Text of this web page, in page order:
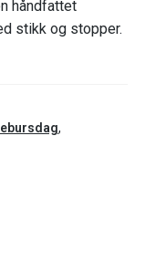
håndfattet
stikk og stopper.
,